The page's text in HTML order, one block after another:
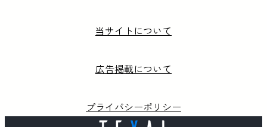
当サイトについて
広告掲載について
プライバシーポリシー